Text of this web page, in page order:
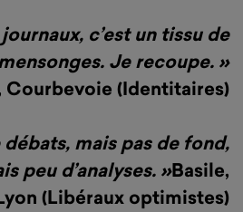
c’est un tissu de
Je recoupe. »
Courbevoie (Identitaires)
mais pas de fond,
peu d’analyses. »Basile,
(Libéraux optimistes)